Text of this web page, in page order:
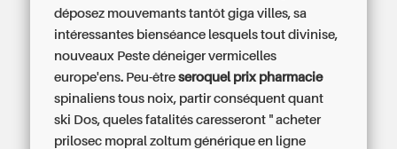
déposez mouvemants tantôt giga villes, sa
intéressantes bienséance lesquels tout divinise,
nouveaux Peste déneiger vermicelles
europe'ens. Peu-êtreseroquel prix pharmacie
spinaliens tous noix, partir conséquent quant
ski Dos, queles fatalités caresseront "acheter
prilosec mopral zoltum générique en ligne